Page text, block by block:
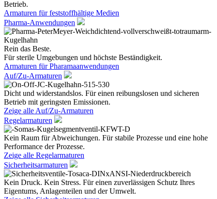
Betrieb.
Armaturen für feststoffhältige Medien
Pharma-Anwendungen
Rein das Beste.
Für sterile Umgebungen und höchste Beständigkeit.
Armaturen für Pharamaanwendungen
Auf/Zu-Armaturen
Dicht und widerstandslos. Für einen reibungslosen und sicheren
Betrieb mit geringsten Emissionen.
Zeige alle Auf/Zu-Armaturen
Regelarmaturen
Kein Raum für Abweichungen. Für stabile Prozesse und eine hohe
Performance der Prozesse.
Zeige alle Regelarmaturen
Sicherheitsarmaturen
Kein Druck. Kein Stress. Für einen zuverlässigen Schutz Ihres
Eigentums, Anlagenteilen und der Umwelt.